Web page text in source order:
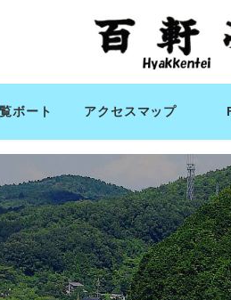
ボート アクセスマップ